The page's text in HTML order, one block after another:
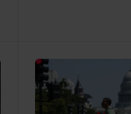
belangrijke
banenrapport, dat
dan verwacht.